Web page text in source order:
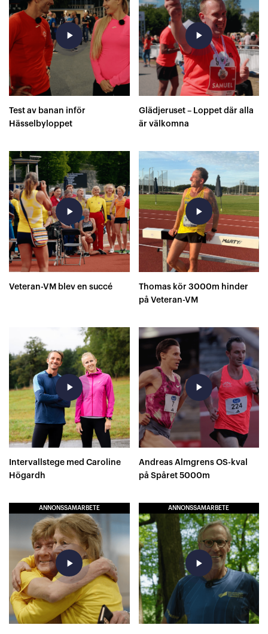
play_arrow
Test av banan inför
Hässelbyloppet
play_arrow
Glädjeruset – Loppet där alla
är välkomna
play_arrow
Veteran-VM blev en succé
play_arrow
Thomas kör 3000m hinder
på Veteran-VM
play_arrow
Intervallstege med Caroline
Högardh
play_arrow
Andreas Almgrens OS-kval
på Spåret 5000m
ANNONSSAMARBETE
play_arrow
ANNONSSAMARBETE
play_arrow